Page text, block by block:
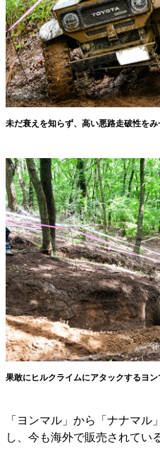
未だ衰えを知らず、高い悪路走破性を
果敢にヒルクライムにアタックするヨン
「ヨンマル」から「ナナマル
し、今も海外で販売されてい